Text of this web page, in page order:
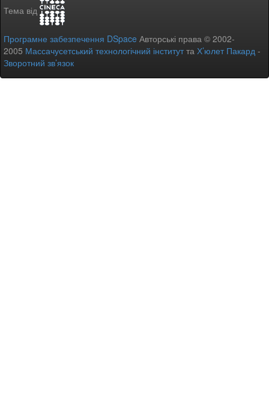
Тема від
Програмне забезпечення DSpace Авторські права © 2002-
2005 Массачусетський технологічний інститутта Х’юлет Пакард -
Зворотний зв’язок